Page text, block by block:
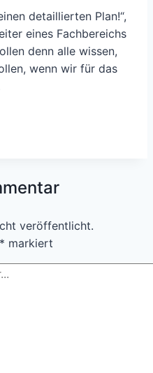
detaillierten Plan!“,
eines Fachbereichs
denn alle wissen,
wenn wir für das
veröffentlicht.
* markiert